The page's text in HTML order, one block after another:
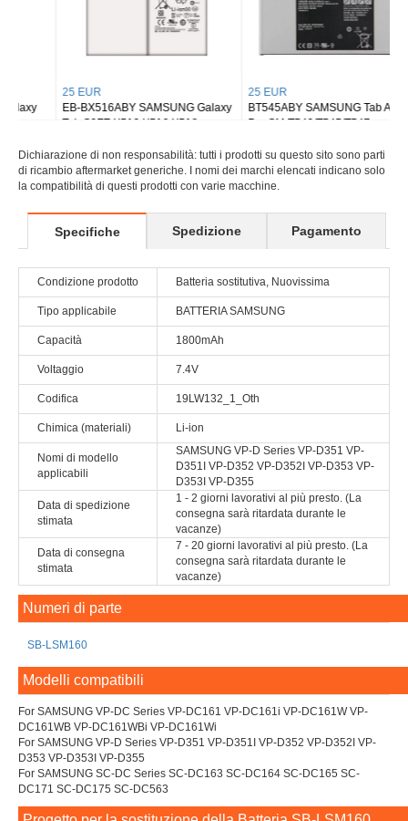
25 EUR
EB-BX516ABY SAMSUNG Galaxy
Tab S9FE X510 X516 X518
25 EUR
BT545ABY SAMSUNG Tab Active
Pro SM-T540/T545/T547
Dichiarazione di non responsabilità: tutti i prodotti su questo sito sono parti
di ricambio aftermarket generiche. I nomi dei marchi elencati indicano solo
la compatibilità di questi prodotti con varie macchine.
Specifiche Spedizione Pagamento
Condizione prodotto Batteria sostitutiva, Nuovissima
Tipo applicabile BATTERIA SAMSUNG
Capacità 1800mAh
Voltaggio 7.4V
Codifica 19LW132_1_Oth
Chimica (materiali) Li-ion
Nomi di modello
applicabili
SAMSUNG VP-D Series VP-D351 VP-
D351I VP-D352 VP-D352I VP-D353 VP-
D353I VP-D355
Data di spedizione
stimata
1 - 2 giorni lavorativi al più presto. (La
consegna sarà ritardata durante le
vacanze)
Data di consegna
stimata
7 - 20 giorni lavorativi al più presto. (La
consegna sarà ritardata durante le
vacanze)
Numeri di parte
SB-LSM160
Modelli compatibili
For SAMSUNG VP-DC Series VP-DC161 VP-DC161i VP-DC161W VP-
DC161WB VP-DC161WBi VP-DC161Wi
For SAMSUNG VP-D Series VP-D351 VP-D351I VP-D352 VP-D352I VP-
D353 VP-D353I VP-D355
For SAMSUNG SC-DC Series SC-DC163 SC-DC164 SC-DC165 SC-
DC171 SC-DC175 SC-DC563